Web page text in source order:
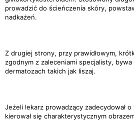
prowadzić do ścieńczenia skóry,
nadkażeń.
Z drugiej strony, przy prawidłowym,
zgodnym z zaleceniami specjalisty,
dermatozach takich jak liszaj.
Jeżeli lekarz prowadzący zadecydował
kierował się charakterystycznym